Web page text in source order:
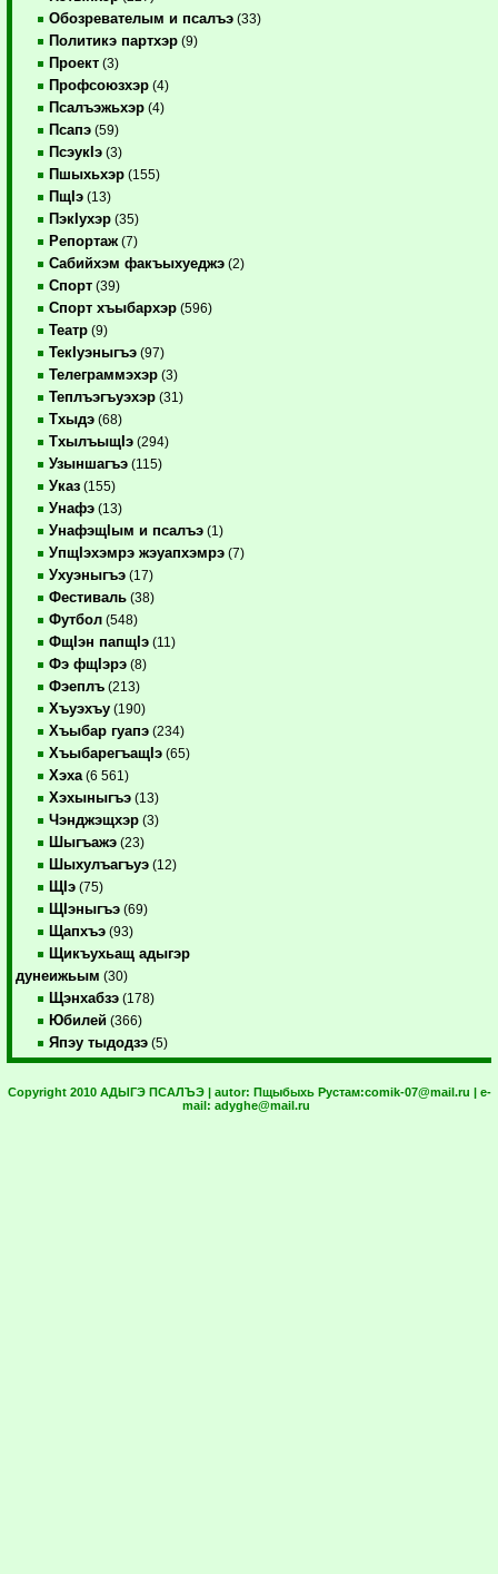
Обозревателым и псалъэ (33)
Политикэ партхэр (9)
Проект (3)
Профсоюзхэр (4)
Псалъэжьхэр (4)
Псапэ (59)
ПсэукIэ (3)
Пшыхьхэр (155)
ПщIэ (13)
ПэкIухэр (35)
Репортаж (7)
Сабийхэм факъыхуеджэ (2)
Спорт (39)
Спорт хъыбархэр (596)
Театр (9)
ТекIуэныгъэ (97)
Телеграммэхэр (3)
Теплъэгъуэхэр (31)
Тхыдэ (68)
ТхылъыщIэ (294)
Узыншагъэ (115)
Указ (155)
Унафэ (13)
УнафэщIым и псалъэ (1)
УпщIэхэмрэ жэуапхэмрэ (7)
Ухуэныгъэ (17)
Фестиваль (38)
Футбол (548)
ФщIэн папщIэ (11)
Фэ фщIэрэ (8)
Фэеплъ (213)
Хъуэхъу (190)
Хъыбар гуапэ (234)
ХъыбарегъащIэ (65)
Хэха (6 561)
Хэхыныгъэ (13)
Чэнджэщхэр (3)
Шыгъажэ (23)
Шыхулъагъуэ (12)
ЩIэ (75)
ЩIэныгъэ (69)
Щапхъэ (93)
Щикъухьащ адыгэр
дунеижьым (30)
Щэнхабзэ (178)
Юбилей (366)
Япэу тыдодзэ (5)
Copyright 2010 АДЫГЭ ПСАЛЪЭ | autor: Пщыбыхь Рустам:comik-07@mail.ru | e-
mail: adyghe@mail.ru